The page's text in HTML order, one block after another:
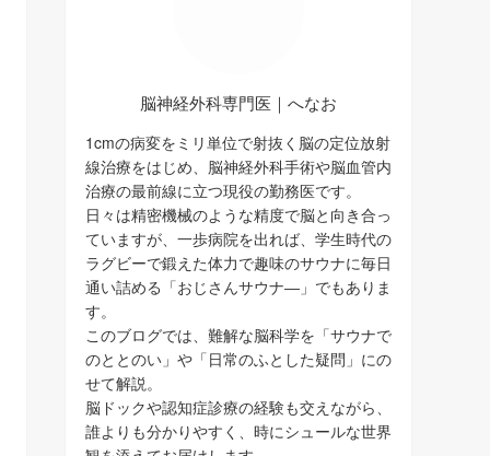
脳神経外科専門医｜へなお
1cmの病変をミリ単位で射抜く脳の定位放射
線治療をはじめ、脳神経外科手術や脳血管内
治療の最前線に立つ現役の勤務医です。
日々は精密機械のような精度で脳と向き合っ
ていますが、一歩病院を出れば、学生時代の
ラグビーで鍛えた体力で趣味のサウナに毎日
通い詰める「おじさんサウナ―」でもありま
す。
このブログでは、難解な脳科学を「サウナで
のととのい」や「日常のふとした疑問」にの
せて解説。
脳ドックや認知症診療の経験も交えながら、
誰よりも分かりやすく、時にシュールな世界